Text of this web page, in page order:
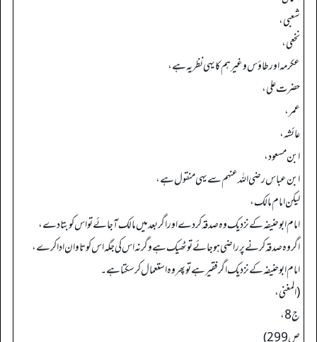
شعبی،
نخعی،
عکرمہ اور طاؤس وغیرہم کا یہی نظریہ ہے،
حضرت علی،
عمر،
عائشہ،
ابن مسعود،
ابن عباس رضی اللہ عنہم سے یہی منقول ہے،
لیکن امام مالک،
امام ابو حنیفہ کے نزدیک وہ صدقہ کر دے اور اگر بعد میں مالک آ جائے تو اس کو بتا دے،
اگر وہ صدقہ کرنے پر راضی ہو جائے تو ٹھیک ہے وگرنہ اس کی جگہ اس کو تاوان ادا کرے،
امام ابو حنیفہ کے نزدیک اگر فقیر ہے تو پھر وہ استعمال کر سکتا ہے۔
(المغني،
ج 8،